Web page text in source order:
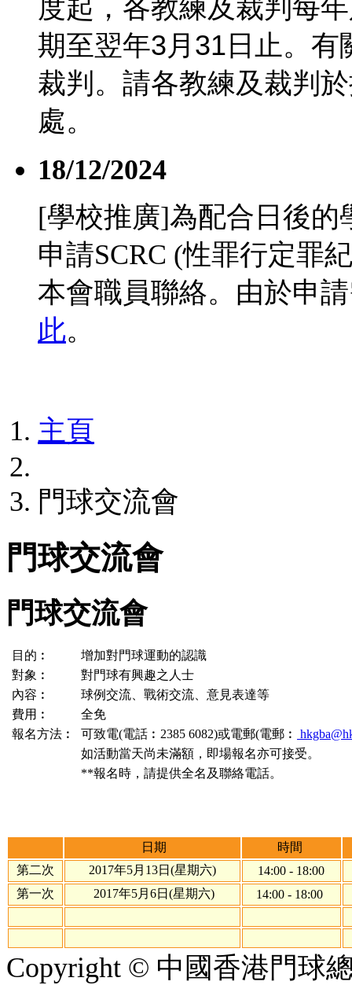
度起，各教練及裁判每
期至翌年3月 31 日止。
裁判。請各教練及裁判
處。
18/12/2024
[學校推廣]為配合日後的
申請SCRC (性罪行定罪
本會職員聯絡。由於申
此。
主頁
門球交流會
門球交流會
門球交流會
目的︰
增加對門球運動的認識
對象︰
對門球有興趣之人士
內容︰
球例交流、戰術交流、意見表達等
費用︰
全免
報名方法︰
可致電(電話︰2385 6082)或電郵(電郵︰
如活動當天尚未滿額，即場報名亦可接受。
**報名時，請提供全名及聯絡電話。
日期
時間
第二次
2017年5月13日(星期六)
14:00 - 18:00
第一次
2017年5月6日(星期六) 14:00 - 18:00
Copyright © 中國香港門球